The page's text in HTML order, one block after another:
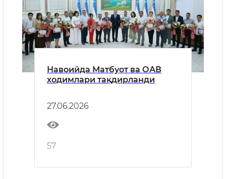
Навоийда Матбуот ва ОАВ
ходимлари тақдирланди
27.06.2026
57